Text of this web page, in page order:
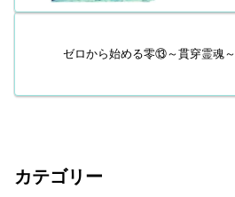
ゼロから始める零⑬～貫穿霊魂～
カテゴリー